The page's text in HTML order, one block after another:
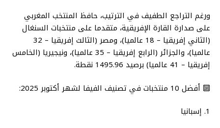
ورغم التراجع الطفيف في الترتيب، حافظ المنتخب المغربي
على صدارة القارة الإفريقية، متقدما على منتخبات السنغال
(الثاني إفريقيا – 18 عالميا)، ومصر (الثالث إفريقيا – 32
عالميا)، والجزائر (الرابع إفريقيا – 35 عالميا)، ونيجيريا (الخامس
إفريقيا – 41 عالميا) برصيد 1495.96 نقطة.
🔟 أفضل 10 منتخبات في تصنيف الفيفا لشهر أكتوبر 2025:
1. إسبانيا